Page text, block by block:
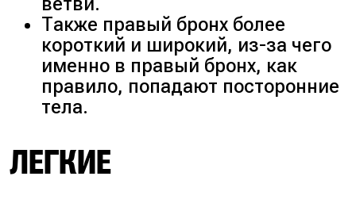
Также правый бронх более
короткий и широкий, из-за чего
именно в правый бронх, как
правило, попадают посторонние
тела.
ЛЕГКИЕ